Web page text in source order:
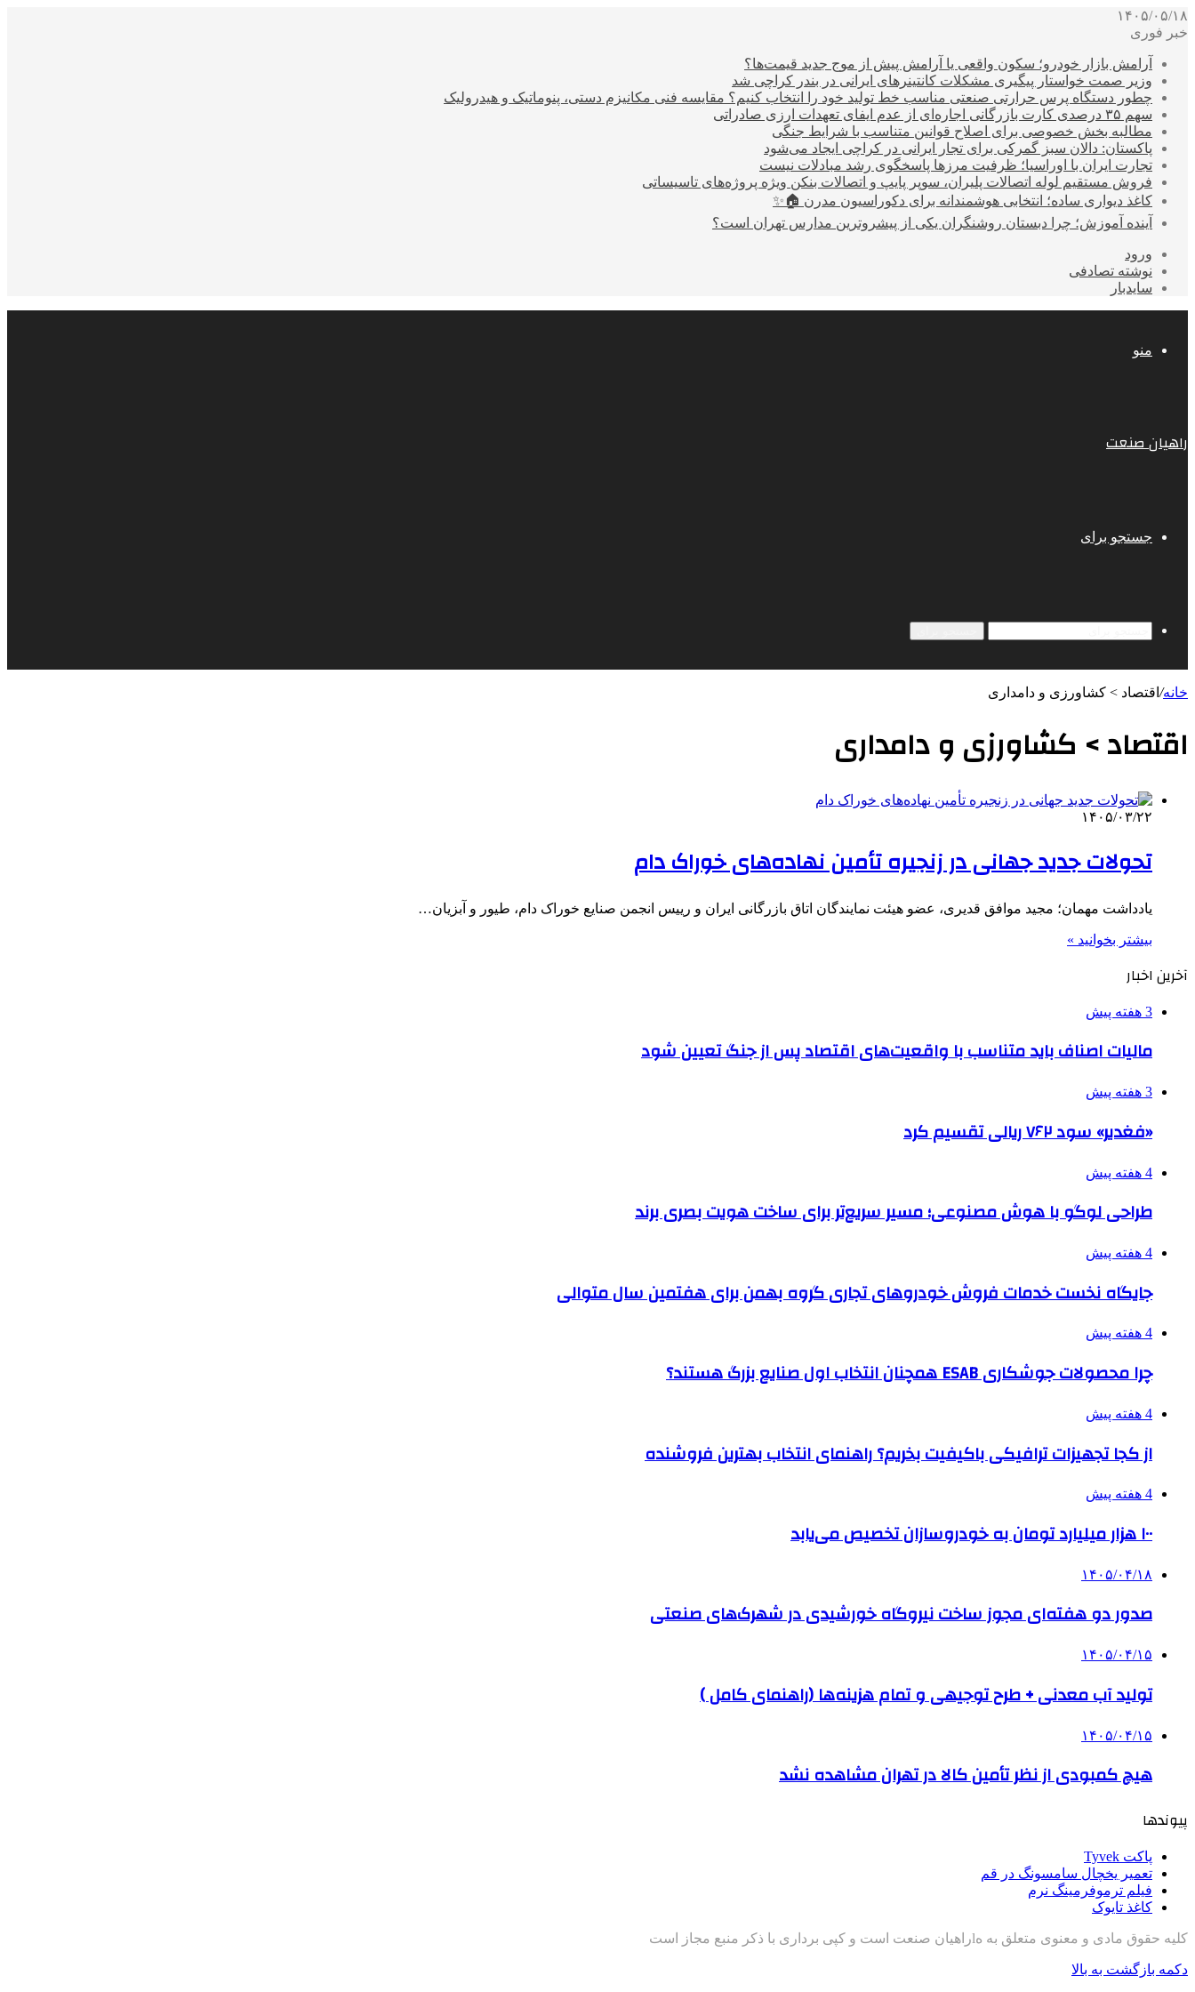
۱۴۰۵/۰۵/۱۸
خبر فوری
آرامش بازار خودرو؛ سکون واقعی یا آرامش پیش از موج جدید قیمت‌ها؟
وزیر صمت خواستار پیگیری مشکلات کانتینرهای ایرانی در بندر کراچی شد
چطور دستگاه پرس حرارتی صنعتی مناسب خط تولید خود را انتخاب کنیم؟ مقایسه فنی مکانیزم دستی، پنوماتیک و هیدرولیک
سهم ۳۵ درصدی کارت بازرگانی اجاره‌ای از عدم ایفای تعهدات ارزی صادراتی
مطالبه بخش خصوصی برای اصلاح قوانین متناسب با شرایط جنگی
پاکستان: دالان سبز گمرکی برای تجار ایرانی در کراچی ایجاد می‌شود
تجارت ایران با اوراسیا؛ ظرفیت مرزها پاسخگوی رشد مبادلات نیست
فروش مستقیم لوله اتصالات پلیران، سوپر پایپ و اتصالات بنکن ویژه پروژه‌های تاسیساتی
کاغذ دیواری ساده؛ انتخابی هوشمندانه برای دکوراسیون مدرن 🏠✨
آینده آموزش؛ چرا دبستان روشنگران یکی از پیشروترین مدارس تهران است؟
ورود
نوشته تصادفی
سایدبار
منو
راهیان صنعت
جستجو برای
خانه/ اقتصاد > کشاورزی و دامداری
اقتصاد > کشاورزی و دامداری
۱۴۰۵/۰۳/۲۲
تحولات جدید جهانی در زنجیره تأمین نهاده‌های خوراک دام
یادداشت مهمان؛ مجید موافق قدیری، عضو هیئت نمایندگان اتاق بازرگانی ایران و رییس انجمن صنایع خوراک دام، طیور و آبزیان…
بیشتر بخوانید »
آخرین اخبار
3 هفته پیش
مالیات اصناف باید متناسب با واقعیت‌های اقتصاد پس از جنگ تعیین شود
3 هفته پیش
«فغدیر» سود ۷۶۲ ریالی تقسیم کرد
4 هفته پیش
طراحی لوگو با هوش مصنوعی؛ مسیر سریع‌تر برای ساخت هویت بصری برند
4 هفته پیش
جایگاه نخست خدمات فروش خودروهای تجاری گروه بهمن برای هفتمین سال متوالی
4 هفته پیش
چرا محصولات جوشکاری ESAB همچنان انتخاب اول صنایع بزرگ هستند؟
4 هفته پیش
از کجا تجهیزات ترافیکی باکیفیت بخریم؟ راهنمای انتخاب بهترین فروشنده
4 هفته پیش
۱۰۰ هزار میلیارد تومان به خودروسازان تخصیص می‌یابد
۱۴۰۵/۰۴/۱۸
صدور دو هفته‌ای مجوز ساخت نیروگاه خورشیدی در شهرک‌های صنعتی
۱۴۰۵/۰۴/۱۵
تولید آب معدنی + طرح توجیهی و تمام هزینه‌ها (راهنمای کامل )
۱۴۰۵/۰۴/۱۵
هیچ کمبودی از نظر تأمین کالا در تهران مشاهده نشد
پیوندها
پاکت Tyvek
تعمیر یخچال سامسونگ در قم
فیلم ترموفرمینگ نرم
کاغذ تایوک
کلیه حقوق مادی و معنوی متعلق به هlراهیان صنعت است و کپی برداری با ذکر منبع مجاز است
دکمه بازگشت به بالا